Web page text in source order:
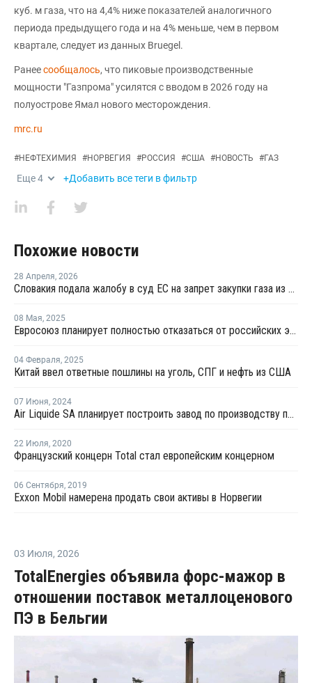
куб. м газа, что на 4,4% ниже показателей аналогичного
периода предыдущего года и на 4% меньше, чем в первом
квартале, следует из данных Bruegel.
Ранеесообщалось, что пиковые производственные
мощности "Газпрома" усилятся с вводом в 2026 году на
полуострове Ямал нового месторождения.
mrc.ru
#НЕФТЕХИМИЯ #НОРВЕГИЯ #РОССИЯ #США #НОВОСТЬ #ГАЗ
Еще4 +Добавить все теги в фильтр
Похожие новости
28 Апреля, 2026
Словакия подала жалобу в суд ЕС на запрет закупки газа из РФ
08 Мая, 2025
Евросоюз планирует полностью отказаться от российских энергоносителей
04 Февраля, 2025
Китай ввел ответные пошлины на уголь, СПГ и нефть из США
07 Июня, 2024
Air Liquide SA планирует построить завод по производству промышленных газов в Айдахо
22 Июля, 2020
Французский концерн Total стал европейским концерном
06 Сентября, 2019
Exxon Mobil намерена продать свои активы в Норвегии
03 Июля, 2026
TotalEnergies объявила форс-мажор в
отношении поставок металлоценового
ПЭ в Бельгии